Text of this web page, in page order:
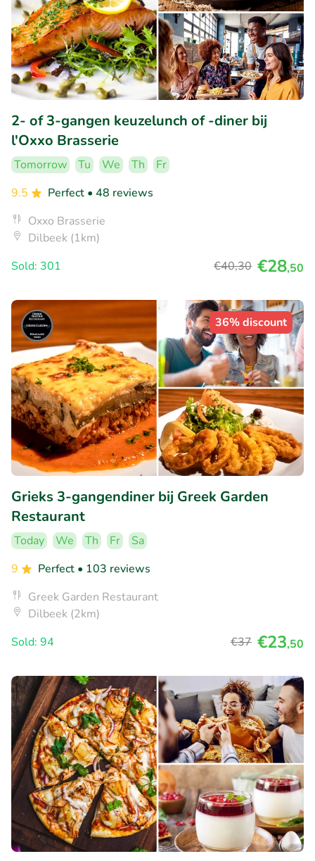
2- of 3-gangen keuzelunch of -diner bij
l'Oxxo Brasserie
Tomorrow Tu We Th
Fr
9.5
Perfect • 48 reviews
Oxxo Brasserie
Dilbeek (1km)
Sold: 301
€40,30 €28,50
36% discount
Grieks 3-gangendiner bij Greek Garden
Restaurant
Today We Th Fr
Sa
9
Perfect • 103 reviews
Greek Garden Restaurant
Dilbeek (2km)
Sold: 94
€37 €23,50